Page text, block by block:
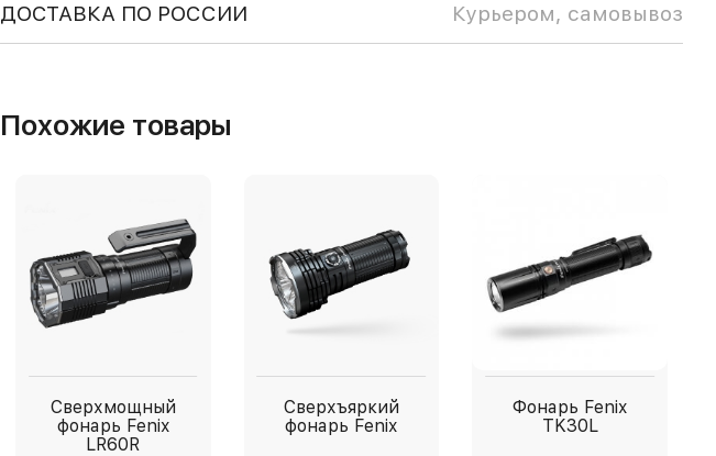
ДОСТАВКА ПО РОССИИ Курьером, самовывоз
Похожие товары
Сверхмощный
фонарь Fenix
LR60R
Сверхъяркий
фонарь Fenix
Фонарь Fenix
TK30L